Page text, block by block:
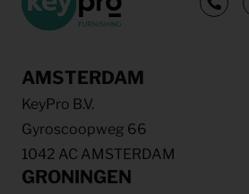
AMSTERDAM
KeyPro B.V.
Gyroscoopweg 66
1042 AC AMSTERDAM
GRONINGEN